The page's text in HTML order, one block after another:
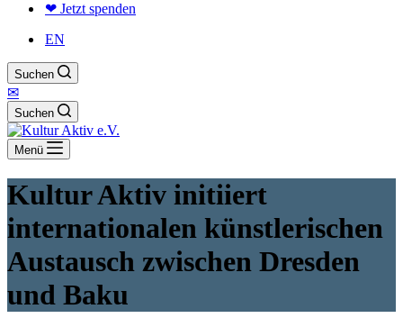
❤ Jetzt spenden
EN
Suchen
✉
Suchen
Menü
Kultur Aktiv initiiert
internationalen künstlerischen
Austausch zwischen Dresden
und Baku